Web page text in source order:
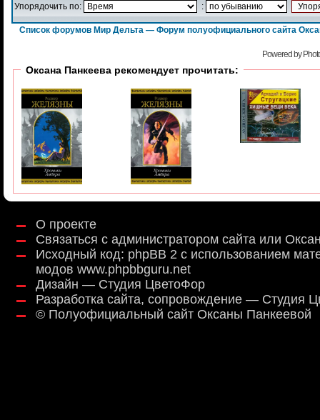
Упорядочить по: :
Список форумов Мир Дельта — Форум полуофициального сайта
Powered by
Оксана Панкеева рекомендует прочитать:
О проекте
Связаться с администратором сайта или
Исходный код: phpBB 2 с использованием
модов www.phpbbguru.net
Дизайн — Студия ЦветоФор
Разработка сайта, сопровождение — Студия
© Полуофициальный сайт Оксаны Панкеевой